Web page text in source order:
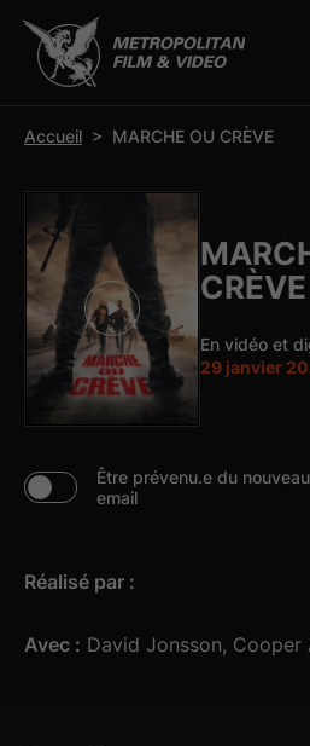
barre d’outils
Accueil > MARCHE OU CRÈVE
CRÈVE
En vidéo et
29 janvier
Être prévenu.e du
email
Réalisé par :
Avec : David Jonsson,